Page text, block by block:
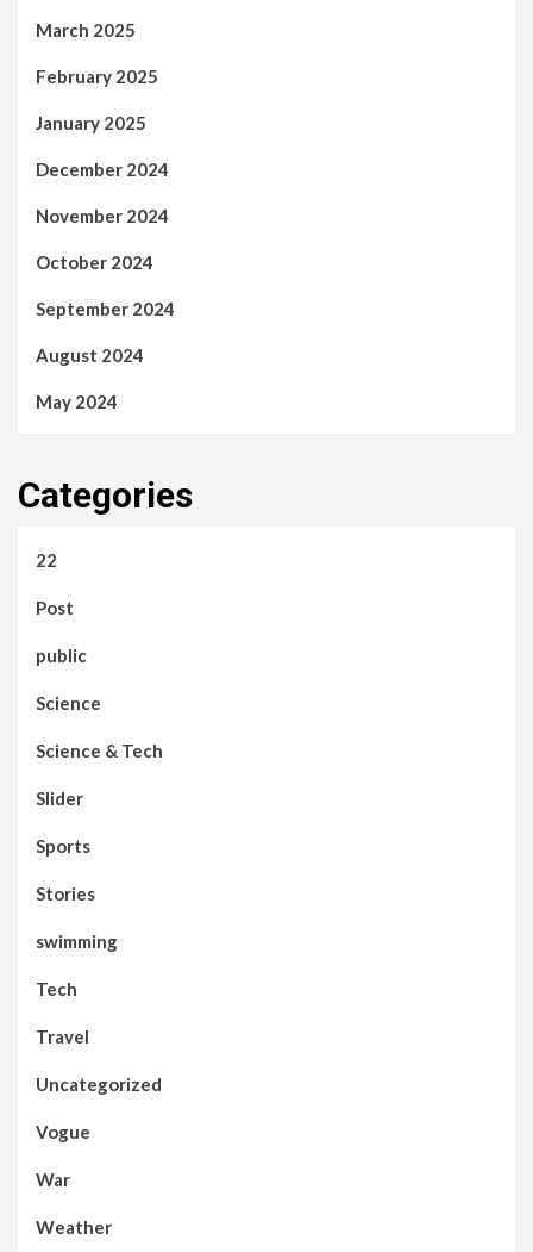
March 2025
February 2025
January 2025
December 2024
November 2024
October 2024
September 2024
August 2024
May 2024
Categories
22
Post
public
Science
Science & Tech
Slider
Sports
Stories
swimming
Tech
Travel
Uncategorized
Vogue
War
Weather